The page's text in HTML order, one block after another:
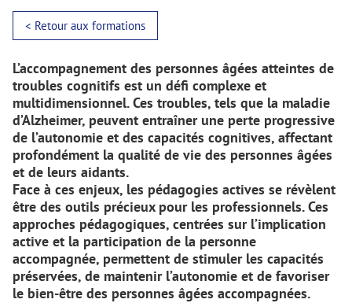
< Retour aux formations
L’accompagnement des personnes âgées atteintes de
troubles cognitifs est un défi complexe et
multidimensionnel. Ces troubles, tels que la maladie
d’Alzheimer, peuvent entraîner une perte progressive
de l’autonomie et des capacités cognitives, affectant
profondément la qualité de vie des personnes âgées
et de leurs aidants.
Face à ces enjeux, les pédagogies actives se révèlent
être des outils précieux pour les professionnels. Ces
approches pédagogiques, centrées sur l’implication
active et la participation de la personne
accompagnée, permettent de stimuler les capacités
préservées, de maintenir l’autonomie et de favoriser
le bien-être des personnes âgées accompagnées.